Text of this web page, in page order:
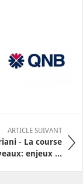
ARTICLE SUIVANT
- La course
enjeux ...